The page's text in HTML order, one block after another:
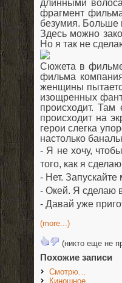
длинными
фрагмент
безумия. Больше
Здесь можно
Но я так не
Сюжета в фильме
фильма
женщины
изощренных
происходит.
происходит на
герои слегка
настолько
- Я не хочу,
того, как я
- Нет.
- Окей. Я сделаю
- Давай уже
(more...)
(никто еще не
Похожие записи
Смотрю…
Киношное